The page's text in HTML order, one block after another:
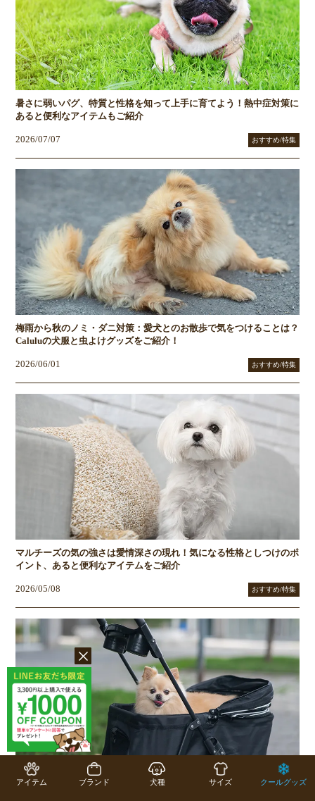
アイテム ブランド 犬種 サイズ クールグッズ
暑さに弱いパグ、特質と性格を知って上手に育てよう！熱中症対策に
あると便利なアイテムもご紹介
2026/07/07 おすすめ/特集
梅雨から秋のノミ・ダニ対策：愛犬とのお散歩で気をつけることは？
Caluluの犬服と虫よけグッズをご紹介！
2026/06/01 おすすめ/特集
マルチーズの気の強さは愛情深さの現れ！気になる性格としつけのポ
イント、あると便利なアイテムをご紹介
2026/05/08 おすすめ/特集
ペットカートは暑さ対策にも便利！犬・猫の夏のお散歩・お出かけに